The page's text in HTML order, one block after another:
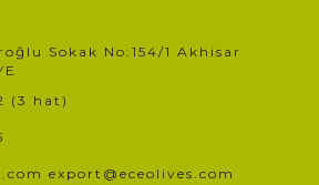
Sokak No:154/1 Akhisar
(3 hat)
export@eceolives.com